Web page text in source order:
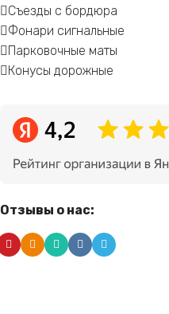
Съезды с бордюра
Фонари сигнальные
Парковочные маты
Конусы дорожные
Отзывы о нас: